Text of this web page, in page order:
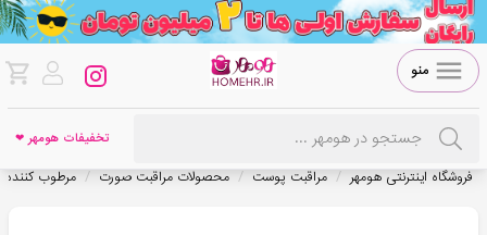
منو
تخفیفات هومهر ❤
فروشگاه اینترنتی هومهر / مراقبت پوست / محصولات مراقبت صورت / مرطوب کننده